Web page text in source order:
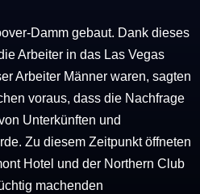
Damm gebaut. Dank dieses
Arbeiter in das Las Vegas
Arbeiter Männer waren, sagten
voraus, dass die Nachfrage
Unterkünften und
Zu diesem Zeitpunkt öffneten
Hotel und der Northern Club
machenden